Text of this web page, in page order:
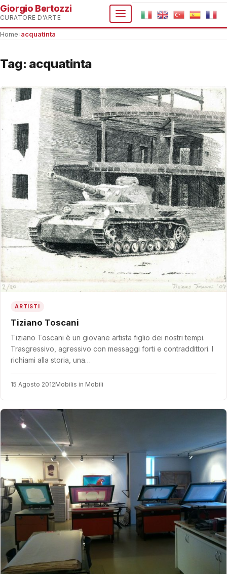
Giorgio Bertozzi
CURATORE D'ARTE
Home acquatinta
Tag: acquatinta
ARTISTI
Tiziano Toscani
Tiziano Toscani è un giovane artista figlio dei nostri tempi.
Trasgressivo, agressivo con messaggi forti e contraddittori. I
richiami alla storia, una…
15 Agosto 2012Mobilis in Mobili